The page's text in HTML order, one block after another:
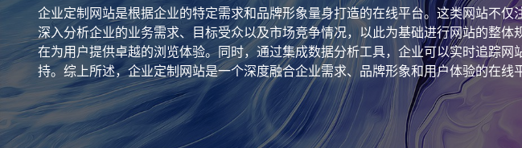
响应
适应各
购物
零售在
外贸
外贸进
芯片半导
案
购物商城
门户网站
行业
发展
一路走
企业定制网站是根据企业的特定需求和品牌形象量身打造的在线平台。这类网站不
深入分析企业的业务需求、目标受众以及市场竞争情况，以此为基础进行网站的整
在为用户提供卓越的浏览体验。同时，通过集成数据分析工具，企业可以实时追踪
持。综上所述，企业定制网站是一个深度融合企业需求、品牌形象和用户体验的在